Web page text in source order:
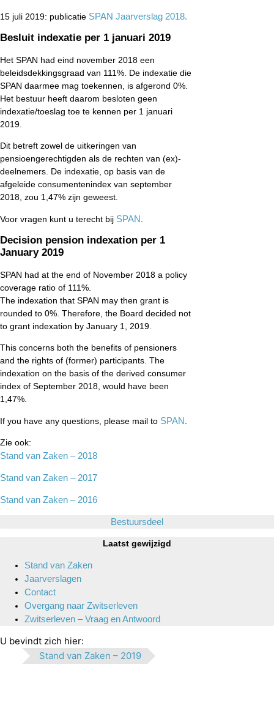
15 juli 2019: publicatie SPAN Jaarverslag 2018.
Besluit indexatie per 1 januari 2019
Het SPAN had eind november 2018 een
beleidsdekkingsgraad van 111%. De indexatie die
SPAN daarmee mag toekennen, is afgerond 0%.
Het bestuur heeft daarom besloten geen
indexatie/toeslag toe te kennen per 1 januari
2019.
Dit betreft zowel de uitkeringen van
pensioengerechtigden als de rechten van (ex)-
deelnemers. De indexatie, op basis van de
afgeleide consumentenindex van september
2018, zou 1,47% zijn geweest.
Voor vragen kunt u terecht bij SPAN
Decision pension indexation per 1
January 2019
SPAN had at the end of November 2018 a policy
coverage ratio of 111%.
The indexation that SPAN may then grant is
rounded to 0%. Therefore, the Board decided not
to grant indexation by January 1, 2019.
This concerns both the benefits of pensioners
and the rights of (former) participants. The
indexation on the basis of the derived consumer
index of September 2018, would have been
1,47%.
If you have any questions, please mail to SPAN
Zie ook:
Stand van Zaken – 2018
Stand van Zaken – 2017
Stand van Zaken – 2016
Bestuursdeel
Laatst gewijzigd
Stand van Zaken
Jaarverslagen
Contact
Overgang naar Zwitserleven
Zwitserleven – Vraag en Antwoord
U bevindt zich hier:
Stand van Zaken – 2019